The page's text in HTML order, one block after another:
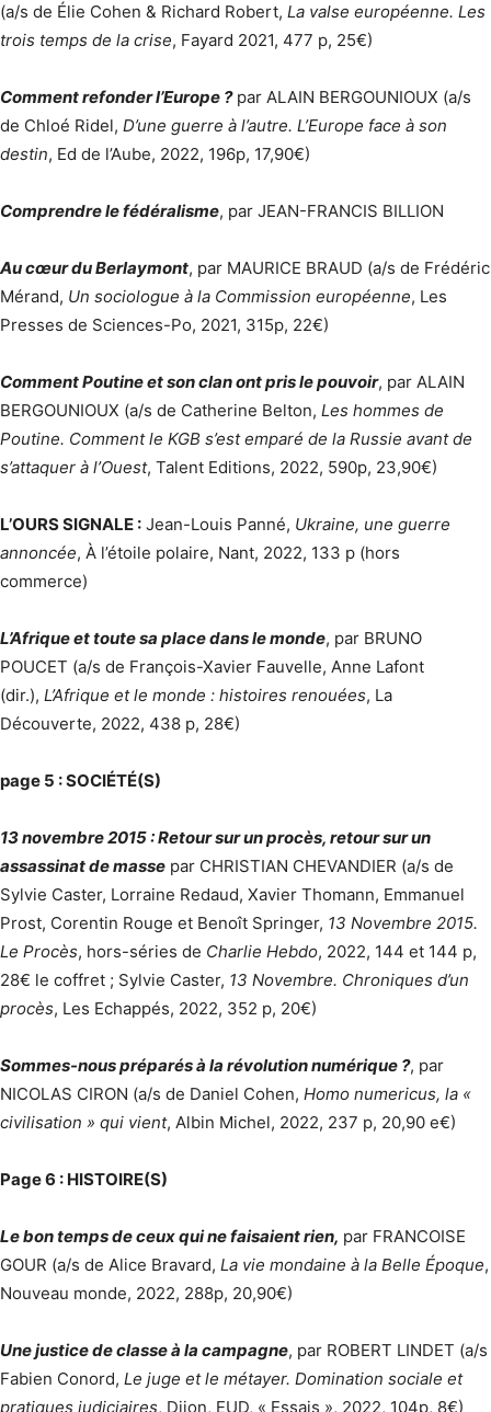
(a/s de Élie Cohen & Richard Robert, La valse européenne. Les
trois temps de la crise, Fayard 2021, 477 p, 25€)
Comment refonder l’Europe ?par ALAIN BERGOUNIOUX (a/s
de Chloé Ridel, D’une guerre à l’autre. L’Europe face à son
destin, Ed de l’Aube, 2022, 196p, 17,90€)
Comprendre le fédéralisme, par JEAN-FRANCIS BILLION
Au cœur du Berlaymont, par MAURICE BRAUD (a/s de Frédéric
Mérand, Un sociologue à la Commission européenne, Les
Presses de Sciences-Po, 2021, 315p, 22€)
Comment Poutine et son clan ont pris le pouvoir, par ALAIN
BERGOUNIOUX (a/s de Catherine Belton, Les hommes de
Poutine. Comment le KGB s’est emparé de la Russie avant de
s’attaquer à l’Ouest, Talent Editions, 2022, 590p, 23,90€)
L’OURS SIGNALE : Jean-Louis Panné, Ukraine, une guerre
annoncée, À l’étoile polaire, Nant, 2022, 133 p (hors
commerce)
L’Afrique et toute sa place dans le monde, par BRUNO
POUCET (a/s de François-Xavier Fauvelle, Anne Lafont
(dir.), L’Afrique et le monde : histoires renouées, La
Découverte, 2022, 438 p, 28€)
page 5 : SOCIÉTÉ(S)
13 novembre 2015 : Retour sur un procès, retour sur un
assassinat de masse par CHRISTIAN CHEVANDIER (a/s de
Sylvie Caster, Lorraine Redaud, Xavier Thomann, Emmanuel
Prost, Corentin Rouge et Benoît Springer, 13 Novembre 2015.
Le Procès, hors-séries de Charlie Hebdo, 2022, 144 et 144 p,
28€ le coffret ; Sylvie Caster, 13 Novembre. Chroniques d’un
procès, Les Echappés, 2022, 352 p, 20€)
Sommes-nous préparés à la révolution numérique ?, par
NICOLAS CIRON (a/s de Daniel Cohen, Homo numericus, la «
civilisation » qui vient, Albin Michel, 2022, 237 p, 20,90 e€)
Page 6 : HISTOIRE(S)
Le bon temps de ceux qui ne faisaient rien, par FRANCOISE
GOUR (a/s de Alice Bravard, La vie mondaine à la Belle Époque,
Nouveau monde, 2022, 288p, 20,90€)
Une justice de classe à la campagne, par ROBERT LINDET (a/s
Fabien Conord, Le juge et le métayer. Domination sociale et
pratiques judiciaires, Dijon, EUD, « Essais », 2022, 104p, 8€)